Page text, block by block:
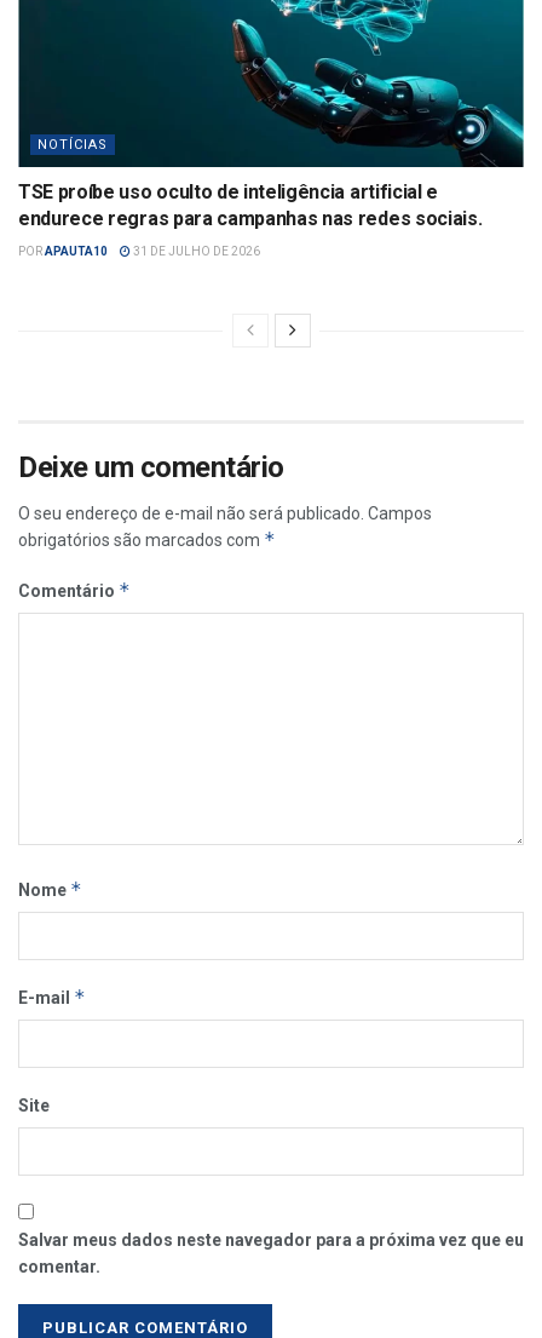
NOTÍCIAS
TSE proíbe uso oculto de inteligência artificial e
endurece regras para campanhas nas redes sociais.
PORAPAUTA10 31 DE JULHO DE 2026
Deixe um comentário
O seu endereço de e-mail não será publicado. Campos
obrigatórios são marcados com *
Comentário *
Nome *
E-mail *
Site
Salvar meus dados neste navegador para a próxima vez que eu
comentar.